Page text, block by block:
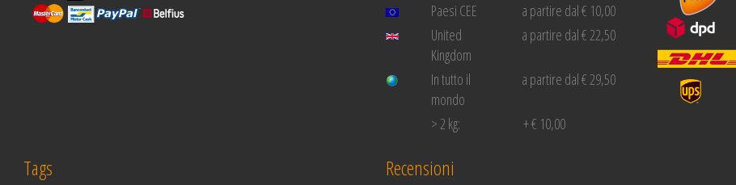
Paesi CEE
a partire dal € 10,00
United
Kingdom
a partire dal € 22,50
In tutto il
mondo
a partire dal € 29,50
> 2 kg: + € 10,00
Tags Recensioni